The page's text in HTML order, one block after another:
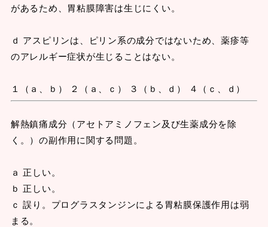
があるため、胃粘膜障害は生じにくい。
ｄ アスピリンは、ピリン系の成分ではないため、薬疹等
のアレルギー症状が生じることはない。
１（ａ、ｂ） ２（ａ、ｃ） ３（ｂ、ｄ） ４（ｃ、ｄ）
解熱鎮痛成分（アセトアミノフェン及び生薬成分を除
く。）の副作用に関する問題。
ａ 正しい。
ｂ 正しい。
ｃ 誤り。プログラスタンジンによる胃粘膜保護作用は弱
まる。